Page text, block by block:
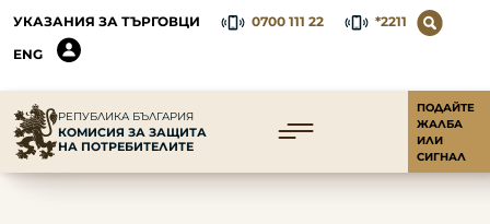
УКАЗАНИЯ ЗА ТЪРГОВЦИ 0700 111 22
*2211
ENG
РЕПУБЛИКА БЪЛГАРИЯ
КОМИСИЯ ЗА ЗАЩИТА
НА ПОТРЕБИТЕЛИТЕ
ПОДАЙТЕ
ЖАЛБА
ИЛИ
СИГНАЛ